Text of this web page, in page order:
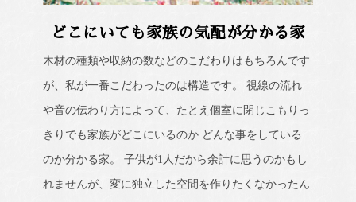
どこにいても家族の気配が分かる家
木材の種類や収納の数などのこだわりはもちろんです
が、私が一番こだわったのは構造です。 視線の流れ
や音の伝わり方によって、たとえ個室に閉じこもりっ
きりでも家族がどこにいるのか どんな事をしている
のか分かる家。 子供が1人だから余計に思うのかもし
れませんが、変に独立した空間を作りたくなかったん